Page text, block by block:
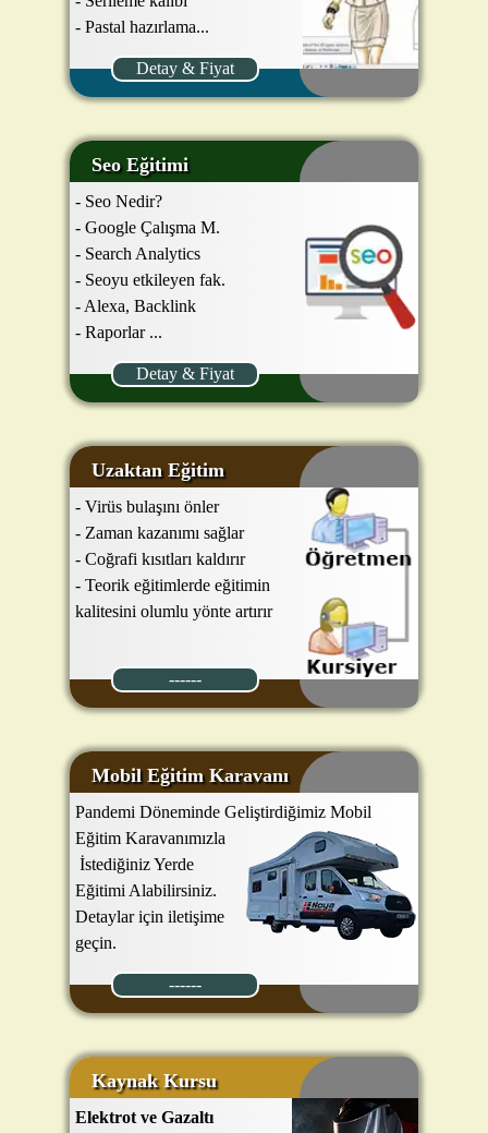
- Pastal hazırlama...
Detay & Fiyat
Seo Eğitimi
- Seo Nedir?
- Google Çalışma M.
- Search Analytics
- Seoyu etkileyen fak.
- Alexa, Backlink
- Raporlar ...
Detay & Fiyat
Uzaktan Eğitim
- Virüs bulaşını önler
- Zaman kazanımı sağlar
- Coğrafi kısıtları kaldırır
- Teorik eğitimlerde eğitimin
kalitesini olumlu yönte artırır
------
Mobil Eğitim Karavanı
Pandemi Döneminde Geliştirdiğimiz Mobil
Eğitim Karavanımızla
İstediğiniz Yerde
Eğitimi Alabilirsiniz.
Detaylar için iletişime
geçin.
------
Kaynak Kursu
Elektrot ve Gazaltı